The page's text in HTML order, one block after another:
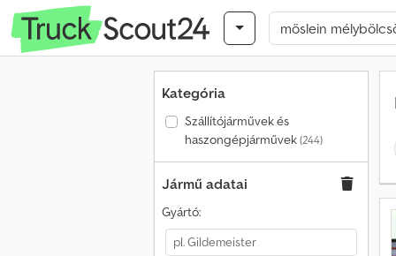
Kategória
Szállítójárművek és
haszongépjárművek(244)
Jármű adatai
Gyártó: